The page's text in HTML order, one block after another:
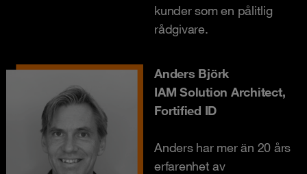
kunder som en pålitlig
rådgivare.
Anders Björk
IAM Solution Architect,
Fortified ID
Anders har mer än 20 års
erfarenhet av